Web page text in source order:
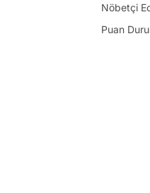
Nöbetçi
Puan